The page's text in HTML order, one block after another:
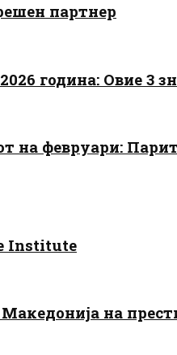
партнер
година: Овие 3
на февруари:
Institute
Македонија на